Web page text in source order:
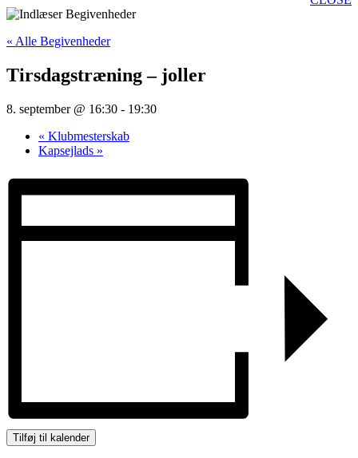
« Alle Begivenheder
Tirsdagstræning – joller
8. september @ 16:30 - 19:30
« Klubmesterskab
Kapsejlads »
Tilføj til kalender